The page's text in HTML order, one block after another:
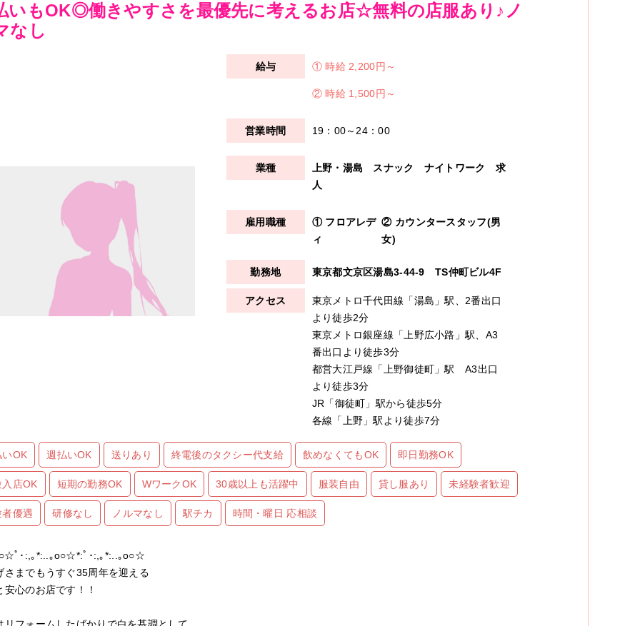
いもOK◎働きやすさを最優先に考えるお店☆無料の店服あり♪ノ
なし
① 時給 2,200円～
② 時給 1,500円～
19：00～24：00
上野・湯島 スナック ナイトワーク
求
人
① フロアレデ
ィ
② カウンタースタッフ(男
女)
東京都文京区湯島3-44-9 TS仲町ビル4F
東京メトロ千代田線「湯島」駅、2番出口
より徒歩2分
東京メトロ銀座線「上野広小路」駅、A3
番出口より徒歩3分
都営大江戸線「上野御徒町」駅 A3出口
より徒歩3分
JR「御徒町」駅から徒歩5分
各線「上野」駅より徒歩7分
いOK 週払いOK 送りあり 終電後のタクシー代支給 飲めなくてもOK 即日勤務OK
入店OK 短期の勤務OK WワークOK 30歳以上も活躍中 服装自由 貸し服あり 未経験者歓迎
者優遇 研修なし ノルマなし 駅チカ 時間・曜日 応相談
ﾟ･:,｡*:..｡o○☆*:ﾟ･:,｡*:..｡o○☆
さまでもうすぐ35周年を迎える
安心のお店です！！